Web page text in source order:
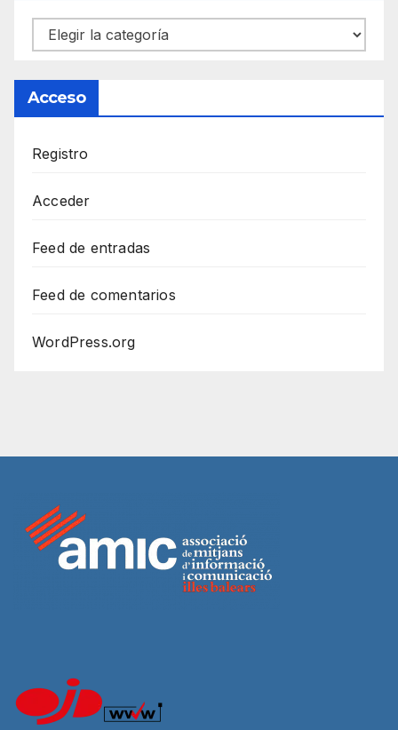
Categorías
Acceso
Registro
Acceder
Feed de entradas
Feed de comentarios
WordPress.org